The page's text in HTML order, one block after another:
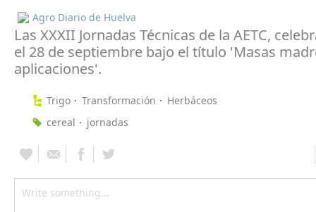
Agro Diario de Huelva
Las XXXII Jornadas Técnicas de la AETC,
el 28 de septiembre bajo el título 'Masas
aplicaciones'.
Trigo Transformación
Herbáceos
cereal
jornadas